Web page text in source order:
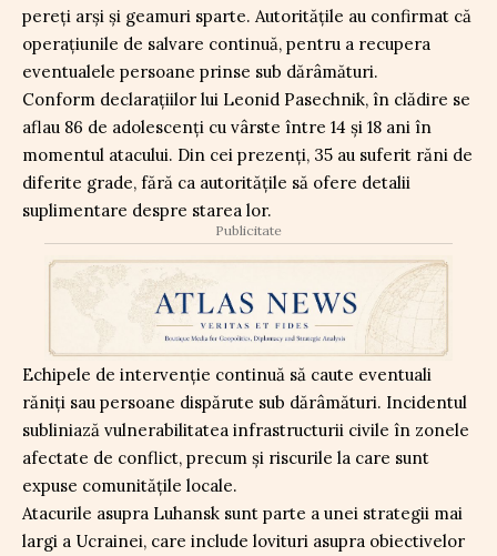
pereți arși și geamuri sparte. Autoritățile au confirmat că
operațiunile de salvare continuă, pentru a recupera
eventualele persoane prinse sub dărâmături.
Conform declarațiilor lui Leonid Pasechnik, în clădire se
aflau 86 de adolescenți cu vârste între 14 și 18 ani în
momentul atacului. Din cei prezenți, 35 au suferit răni de
diferite grade, fără ca autoritățile să ofere detalii
suplimentare despre starea lor.
Publicitate
Echipele de intervenție continuă să caute eventuali
răniți sau persoane dispărute sub dărâmături. Incidentul
subliniază vulnerabilitatea infrastructurii civile în zonele
afectate de conflict, precum și riscurile la care sunt
expuse comunitățile locale.
Atacurile asupra Luhansk sunt parte a unei strategii mai
largi a Ucrainei, care include lovituri asupra obiectivelor